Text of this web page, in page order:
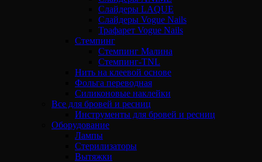
Слайдеры LAQUE
Слайдеры Vogue Nails
Трафарет Vogue Nails
Стемпинг
Стемпинг Малина
Стемпинг-TNL
Нить на клеевой основе
Фольга переводная
Силиконовые наклейки
Все для бровей и ресниц
Инструменты для бровей и ресниц
Оборудование
Лампы
Стерилизаторы
Вытяжки